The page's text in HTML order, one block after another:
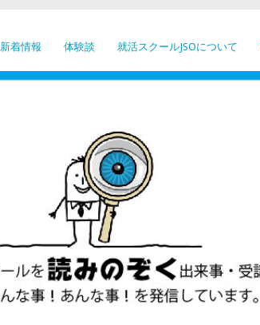
新着情報 体験談 就活スクールJSOについて